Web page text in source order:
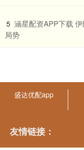
5 涵星配资APP下载
局势
盛达优配app
友情链接：